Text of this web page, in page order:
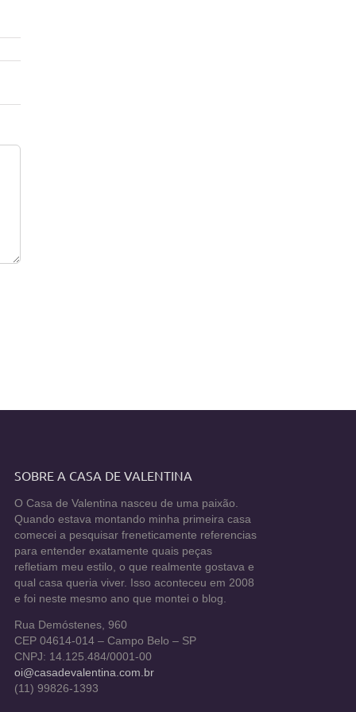
SOBRE A CASA DE VALENTINA
O Casa de Valentina nasceu de uma paixão.
Quando estava montando minha primeira casa
comecei a pesquisar freneticamente referencias
para entender exatamente quais peças
refletiam meu estilo, o que realmente gostava e
qual casa queria viver. Isso aconteceu em 2008
e foi neste mesmo ano que montei o blog.
Rua Demóstenes, 960
CEP 04614-014 – Campo Belo – SP
CNPJ: 14.125.484/0001-00
oi@casadevalentina.com.br
(11) 99826-1393